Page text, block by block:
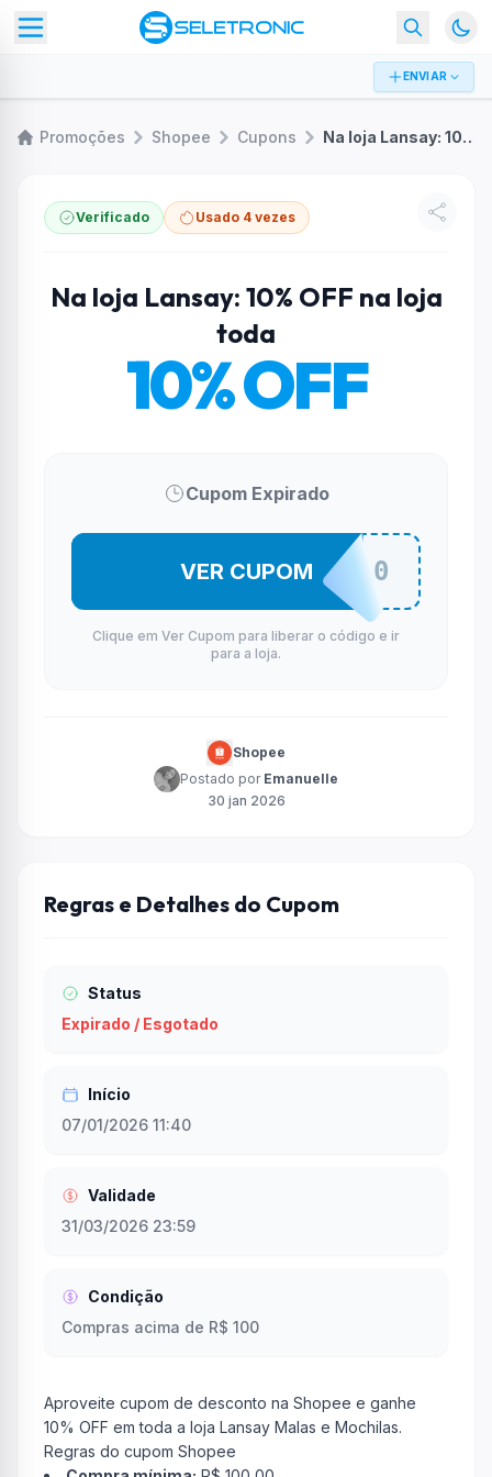
ENVIAR
Promoções Shopee Cupons Na loja Lansay: 10% OFF na loja toda
Verificado Usado 4 vezes
Na loja Lansay: 10% OFF na loja
toda
10% OFF
Cupom Expirado
LANSVIP10
VER CUPOM
Clique em Ver Cupom para liberar o código e ir
para a loja.
Shopee
Postado por Emanuelle
30 jan 2026
Regras e Detalhes do Cupom
Status
Expirado / Esgotado
Início
07/01/2026 11:40
Validade
31/03/2026 23:59
Condição
Compras acima de R$ 100
Aproveite cupom de desconto na Shopee e ganhe
10% OFF em toda a loja Lansay Malas e Mochilas.
Regras do cupom Shopee